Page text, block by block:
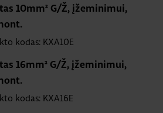
10mm² G/Ž, įžeminimui,
kodas: KXA10E
16mm² G/Ž, įžeminimui,
kodas: KXA16E